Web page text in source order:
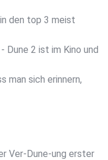
den top 3 meist
Dune 2 ist im Kino und
man sich erinnern,
Ver-Dune-ung erster